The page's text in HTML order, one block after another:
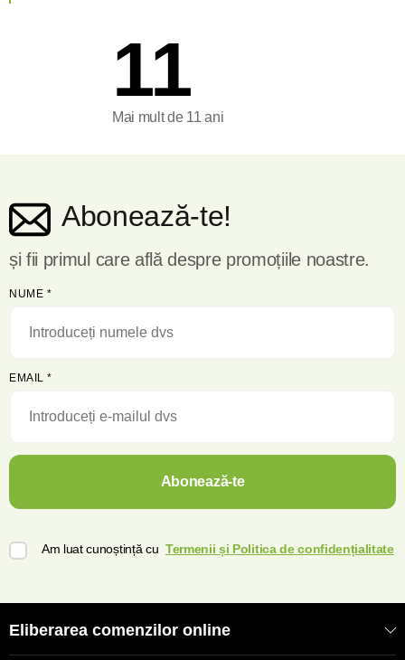
11
Mai mult de 11 ani
Abonează-te!
și fii primul care află despre promoțiile noastre.
NUME *
EMAIL *
Abonează-te
Am luat cunoștință cu Termenii și Politica de confidențialitate
Eliberarea comenzilor online